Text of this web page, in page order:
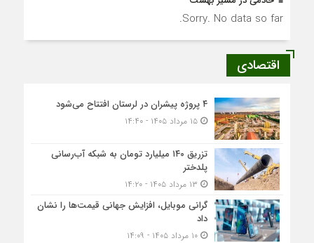
Sorry. No data so far.
اقتصادی
۴ پروژه پیشران در لرستان افتتاح می‌شود
۱۵ مرداد ۱۴۰۵ - ۱۴:۴۰
تزریق ۱۴۰ میلیارد تومان به شبکه آب‌رسانی
پلدختر
گرانی موبایل، افزایش جهانی قیمت‌ها را نشان
داد
۱۰ مرداد ۱۴۰۵ - ۱۴:۰۹